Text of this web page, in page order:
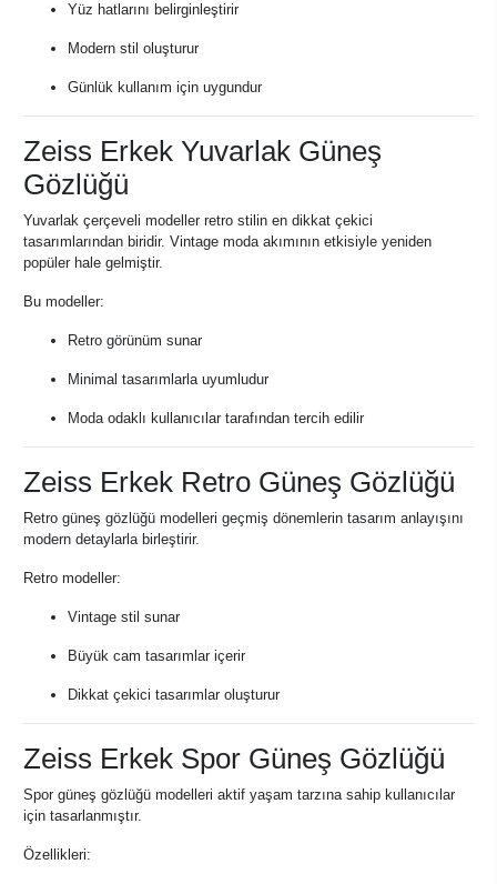
Yüz hatlarını belirginleştirir
Modern stil oluşturur
Günlük kullanım için uygundur
Zeiss Erkek Yuvarlak Güneş
Gözlüğü
Yuvarlak çerçeveli modeller retro stilin en dikkat çekici
tasarımlarından biridir. Vintage moda akımının etkisiyle yeniden
popüler hale gelmiştir.
Bu modeller:
Retro görünüm sunar
Minimal tasarımlarla uyumludur
Moda odaklı kullanıcılar tarafından tercih edilir
Zeiss Erkek Retro Güneş Gözlüğü
Retro güneş gözlüğü modelleri geçmiş dönemlerin tasarım anlayışını
modern detaylarla birleştirir.
Retro modeller:
Vintage stil sunar
Büyük cam tasarımlar içerir
Dikkat çekici tasarımlar oluşturur
Zeiss Erkek Spor Güneş Gözlüğü
Spor güneş gözlüğü modelleri aktif yaşam tarzına sahip kullanıcılar
için tasarlanmıştır.
Özellikleri: